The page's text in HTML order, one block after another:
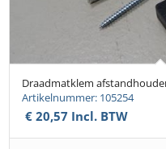
Draadmatklem
Artikelnummer: 105254
€ 20,57 Incl. BTW